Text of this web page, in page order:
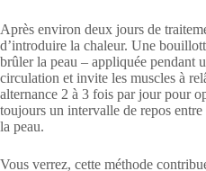
Après environ deux jours de
d’introduire la chaleur. Une
brûler la peau – appliquée pendant
circulation et invite les muscles à
alternance 2 à 3 fois par jour pour
toujours un intervalle de repos
la peau.
Vous verrez, cette méthode